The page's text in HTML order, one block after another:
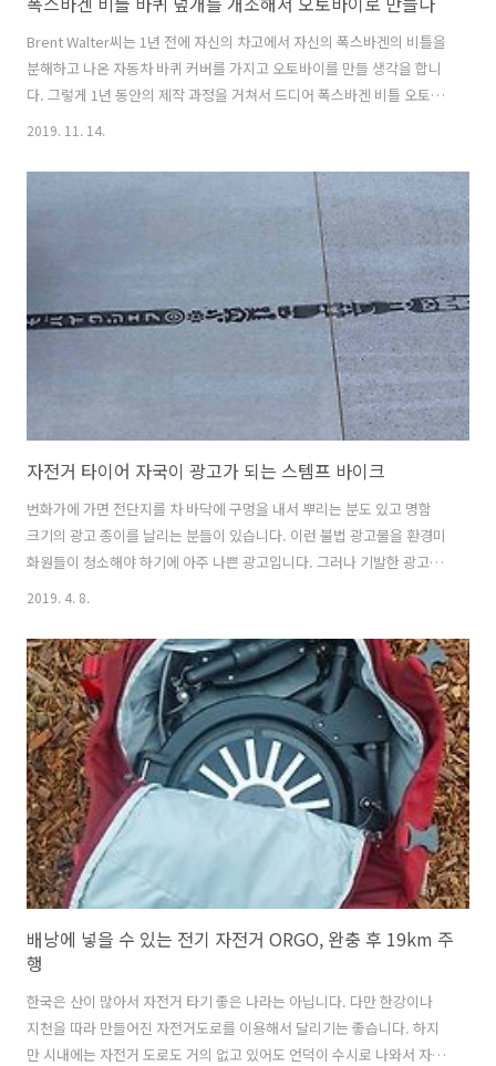
Brent Walter씨는 1년 전에 자신의 차고에서 자신의 폭스바겐의 비틀을
분해하고 나온 자동차 바퀴 커버를 가지고 오토바이를 만들 생각을 합니
다. 그렇게 1년 동안의 제작 과정을 거쳐서 드디어 폭스바겐 비틀 오토바
이를 만듭니다. 폭스바겐 비틀의 앞 바퀴 덮개를 오토바이 덮게로 만들었
리고 앉을 수 있게 의자도 설치했네요 먼저 오토바이를 만든 다음 폭스바
겐 비틀 앞,뒤 바퀴 덮개를 자르고 용접을 했네요. 곡선으로 된 디자인이
깔끔해서 이거 팔아도 되겠는데요. 그러나 Brent Walter씨는 대량생산
은 생각하고 있지 않다고 하네요. Instagram에서 이 게시물 보기 Cold
2019. 11. 14.
자전거 타이어 자국이 광고가 되는 스템프 바이크
번화가에 가면 전단지를 차 바닥에 구멍을 내서 뿌리는 분도 있고 명함
크기의 광고 종이를 날리는 분들이 있습니다. 이런 불법 광고물을 환경미
화원들이 청소해야 하기에 아주 나쁜 광고입니다. 그러나 기발한 광고는
사람을 웃게하고 광고가 전하는 메시지나 상품을 들여다 보게 합니다. 자
인 NTT 도코모는 자전거가 지나간 자리에 광고가 찍히는 스템프 바이크
를 선보였습니다. NTT 도코모가 운영하는자전거 공유 서비스 'docomo
bike share'를 개량해서 광고를 할 수 있는 자전거를 만들었습니다. 스
템프 바이크 자전거가 광고를 하는 방법은 아주 독특합니다. 자전거 바퀴
에 도장처럼 양각이 된 유의미한 패턴이 그려져 있습니다. 이 특수 바퀴
와 자..
2019. 4. 8.
배낭에 넣을 수 있는 전기 자전거 ORGO, 완충 후 19km 주
행
한국은 산이 많아서 자전거 타기 좋은 나라는 아닙니다. 다만 한강이나
지천을 따라 만들어진 자전거도로를 이용해서 달리기는 좋습니다. 하지
만 시내에는 자전거 도로도 거의 없고 있어도 언덕이 수시로 나와서 자전